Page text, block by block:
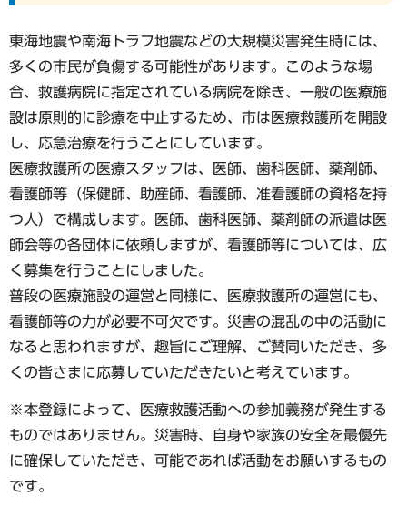
東海地震や南海トラフ地震などの大規模災害発生時には、
多くの市民が負傷する可能性があります。このような場
合、救護病院に指定されている病院を除き、一般の医療施
設は原則的に診療を中止するため、市は医療救護所を開設
し、応急治療を行うことにしています。
医療救護所の医療スタッフは、医師、歯科医師、薬剤師、
看護師等（保健師、助産師、看護師、准看護師の資格を持
つ人）で構成します。医師、歯科医師、薬剤師の派遣は医
師会等の各団体に依頼しますが、看護師等については、広
く募集を行うことにしました。
普段の医療施設の運営と同様に、医療救護所の運営にも、
看護師等の力が必要不可欠です。災害の混乱の中の活動に
なると思われますが、趣旨にご理解、ご賛同いただき、多
くの皆さまに応募していただきたいと考えています。
※本登録によって、医療救護活動への参加義務が発生する
ものではありません。災害時、自身や家族の安全を最優先
に確保していただき、可能であれば活動をお願いするもの
です。